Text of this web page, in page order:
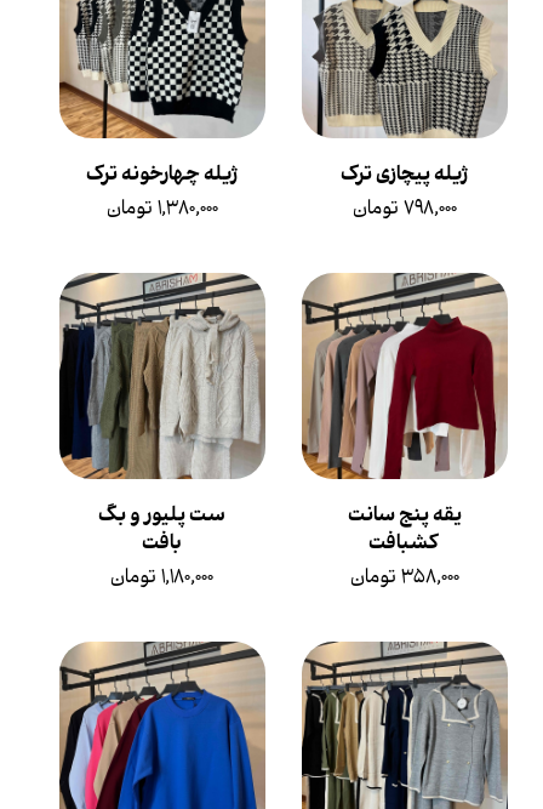
ژیله پیچازی ترک
۷۹۸,۰۰۰ تومان
ژیله چهارخونه ترک
۱,۳۸۰,۰۰۰ تومان
یقه پنج سانت
کشبافت
۳۵۸,۰۰۰ تومان
ست پلیور و بگ
بافت
۱,۱۸۰,۰۰۰ تومان